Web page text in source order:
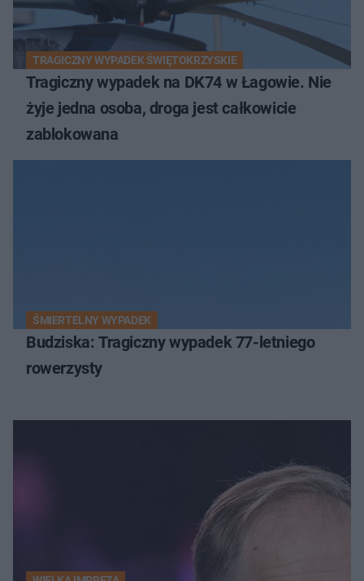
TRAGICZNY WYPADEK ŚWIĘTOKRZYSKIE
Tragiczny wypadek na DK74 w Łagowie. Nie
żyje jedna osoba, droga jest całkowicie
zablokowana
ŚMIERTELNY WYPADEK
Budziska: Tragiczny wypadek 77-letniego
rowerzysty